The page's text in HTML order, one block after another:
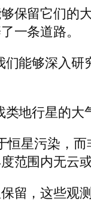
保留它们的
一条道路。
能够深入
地行星的
恒星污染，
范围内无云
留，这些观